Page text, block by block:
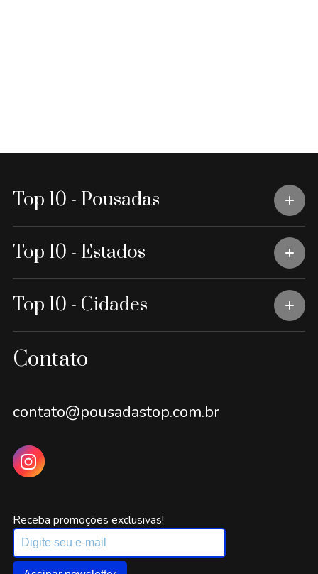
Top 10 - Pousadas
Top 10 - Estados
Top 10 - Cidades
Contato
contato@pousadastop.com.br
Receba promoções exclusivas!